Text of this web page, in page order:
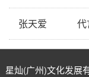
张天爱 代
星灿(广州)文化发展